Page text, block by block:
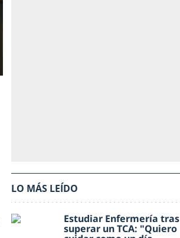
LO MÁS LEÍDO
Estudiar Enfermería tras
superar un TCA: "Quiero